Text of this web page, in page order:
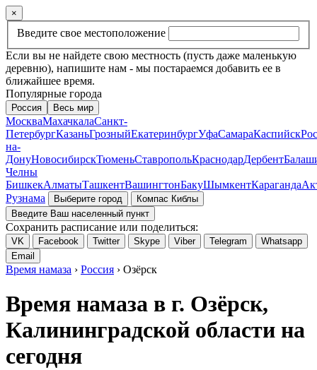
×
Введите свое местоположение
Если вы не найдете свою местность (пусть даже маленькую
деревню), напишите нам - мы постараемся добавить ее в
ближайшее время.
Популярные города
Россия Весь мир
МоскваМахачкалаСанкт-
ПетербургКазаньГрозныйЕкатеринбургУфаСамараКаспийск
на-
ДонуНовосибирскТюменьСтавропольКраснодарДербент
Челны
БишкекАлматыТашкентВашингтонБакуШымкентКараганда
Рузнама
Выберите город
Компас Киблы
Введите Ваш населенный пункт
Сохранить расписание или поделиться:
VK Facebook Twitter Skype Viber Telegram
Whatsapp
Email
Время намаза › Россия › Озёрск
Время намаза в г. Озёрск,
Калининградской области на
сегодня